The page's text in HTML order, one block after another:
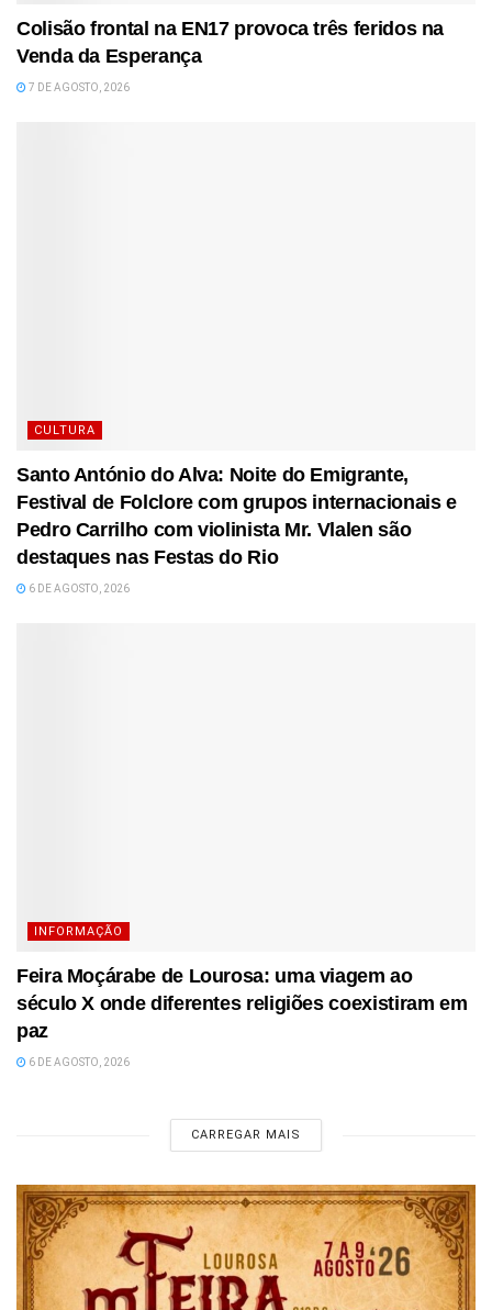
Colisão frontal na EN17 provoca três feridos na
Venda da Esperança
7 DE AGOSTO, 2026
CULTURA
Santo António do Alva: Noite do Emigrante,
Festival de Folclore com grupos internacionais e
Pedro Carrilho com violinista Mr. Vlalen são
destaques nas Festas do Rio
6 DE AGOSTO, 2026
INFORMAÇÃO
Feira Moçárabe de Lourosa: uma viagem ao
século X onde diferentes religiões coexistiram em
paz
6 DE AGOSTO, 2026
CARREGAR MAIS